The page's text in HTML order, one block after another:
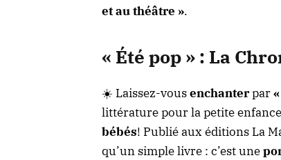
et au théâtre ».
« Été pop » : La
☀️ Laissez-vousenchanterpar
littérature pour la petite enfance
bébés! Publié aux éditions La
qu’un simple livre : c’est une